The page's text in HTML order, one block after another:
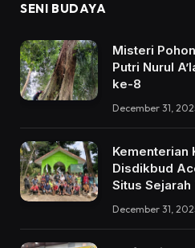
SENI BUDAYA
Misteri
Putri Nurul
ke-8
December 31,
Kementerian
Disdikbud
Situs
December 31,